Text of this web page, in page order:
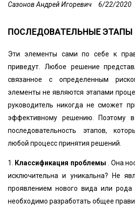
Сазонов Андрей Игоревич 6/22/2020
ПОСЛЕДОВАТЕЛЬНЫЕ ЭТАПЫ
Эти элементы сами по себе к
приведут. Любое решение
связанное с определенным
элементы не являются этапами
руководитель никогда не сможет
эффективному решению. Поэтому
последовательность этапов,
любой процесс принятия решений.
1. Классификация проблемы . Она
исключительна и уникальна? Не
проявлением нового вида или
необходимо разработать общее